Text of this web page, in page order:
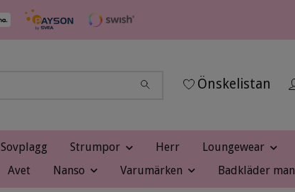
Önskelistan
Sovplagg Strumpor Herr Loungewear
Avet Nanso Varumärken Badkläder man